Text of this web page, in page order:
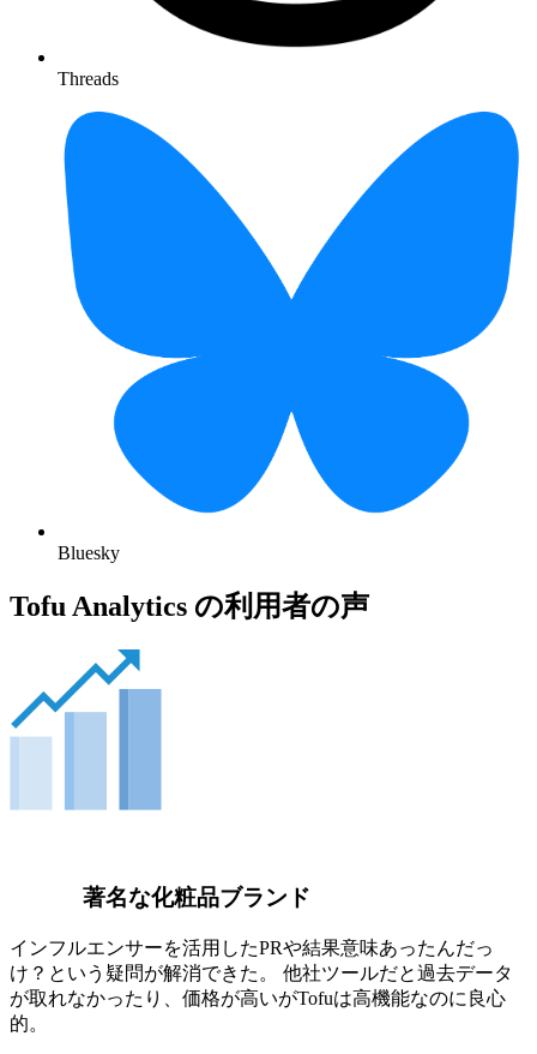
Threads
Bluesky
Tofu Analytics の利用者の声
著名な化粧品ブランド
インフルエンサーを活用したPRや結果意味あったんだっ
け？という疑問が解消できた。 他社ツールだと過去データ
が取れなかったり、価格が高いがTofuは高機能なのに良心
的。